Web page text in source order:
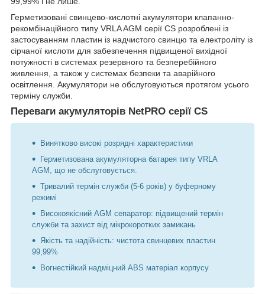
Герметизовані свинцево-кислотні акумулятори клапанно-
рекомбінаційного типу VRLA AGM серії CS розроблені із
застосуванням пластин із надчистого свинцю та електроліту із
сірчаної кислоти для забезпечення підвищеної вихідної
потужності в системах резервного та безперебійного
живлення, а також у системах безпеки та аварійного
освітлення. Акумулятори не обслуговуються протягом усього
терміну служби.
Переваги акумуляторів NetPRO серії CS
Винятково високі розрядні характеристики
Герметизована акумуляторна батарея типу VRLA
AGM, що не обслуговується.
Тривалий термін служби (5-6 років) у буферному
режимі
Високоякісний AGM сепаратор: підвищений термін
служби та захист від мікрокоротких замикань
Якість та надійність: чистота свинцевих пластин
99,99%
Вогнестійкий надміцний ABS матеріал корпусу